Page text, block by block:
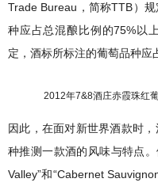
Trade Bureau，简称TTB）
种应占总混酿比例的75%以
定，酒标所标注的葡萄品种应
2012年7&8酒庄赤霞珠红
因此，在面对新世界酒款时
种推测一款酒的风味与特点
Valley”和“Cabernet